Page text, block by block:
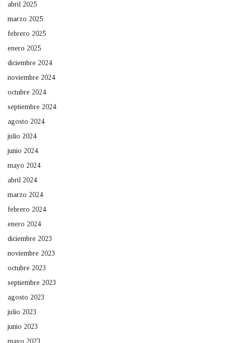
abril 2025
marzo 2025
febrero 2025
enero 2025
diciembre 2024
noviembre 2024
octubre 2024
septiembre 2024
agosto 2024
julio 2024
junio 2024
mayo 2024
abril 2024
marzo 2024
febrero 2024
enero 2024
diciembre 2023
noviembre 2023
octubre 2023
septiembre 2023
agosto 2023
julio 2023
junio 2023
mayo 2023